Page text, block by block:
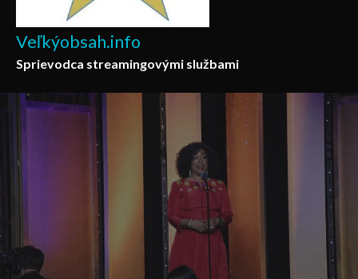
Veľkýobsah.info
Sprievodca streamingovými službami